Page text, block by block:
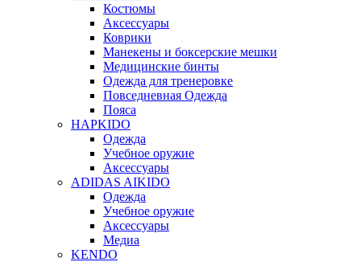
Костюмы
Аксессуары
Коврики
Манекены и боксерские мешки
Медицинские бинты
Одежда для тренеровке
Повседневная Одежда
Пояса
HAPKIDO
Одежда
Учебное оружие
Аксессуары
ADIDAS AIKIDO
Одежда
Учебное оружие
Аксессуары
Медиа
KENDO